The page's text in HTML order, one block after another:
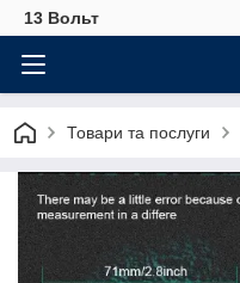
13 Вольт
Товари та послуги